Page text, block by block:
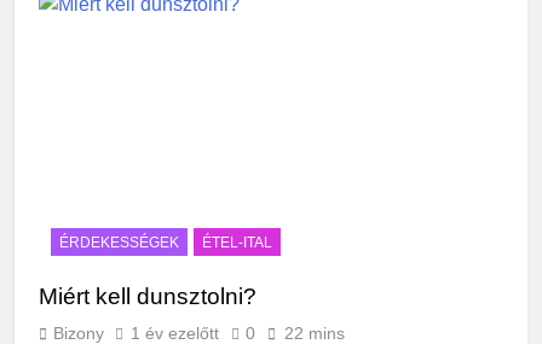
ÉRDEKESSÉGEK ÉTEL-ITAL
Miért kell dunsztolni?
Bizony 1 év ezelőtt 0 22 mins